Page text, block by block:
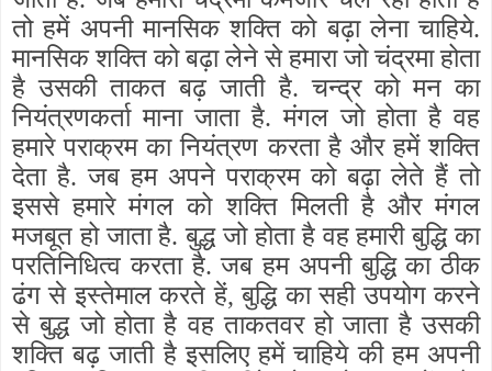
तो हमें अपनी मानसिक शक्ति को बढ़ा लेना चाहिये.
मानसिक शक्ति को बढ़ा लेने से हमारा जो चंद्रमा होता
है उसकी ताकत बढ़ जाती है. चन्द्र को मन का
नियंत्रणकर्ता माना जाता है. मंगल जो होता है वह
हमारे पराक्रम का नियंत्रण करता है और हमें शक्ति
देता है. जब हम अपने पराक्रम को बढ़ा लेते हैं तो
इससे हमारे मंगल को शक्ति मिलती है और मंगल
मजबूत हो जाता है. बुद्ध जो होता है वह हमारी बुद्धि का
परतिनिधित्व करता है. जब हम अपनी बुद्धि का ठीक
ढंग से इस्तेमाल करते हें, बुद्धि का सही उपयोग करने
से बुद्ध जो होता है वह ताकतवर हो जाता है उसकी
शक्ति बढ़ जाती है इसलिए हमें चाहिये की हम अपनी